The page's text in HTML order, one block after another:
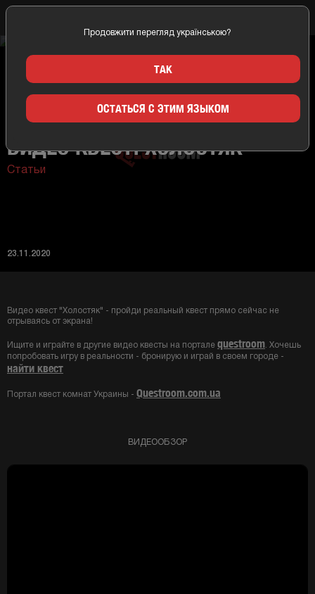
ВИДЕО КВЕСТ! ХОЛОСТЯК
Статьи
23.11.2020
Видео квест "Холостяк" - пройди реальный квест прямо сейчас не
отрываясь от экрана!
Ищите и играйте в другие видео квесты на портале questroom . Хочешь
попробовать игру в реальности - бронирую и играй в своем городе -
найти квест
Портал квест комнат Украины - Questroom.com.ua
ВИДЕООБЗОР
Продовжити перегляд українською?
ТАК
ОСТАТЬСЯ С ЭТИМ ЯЗЫКОМ